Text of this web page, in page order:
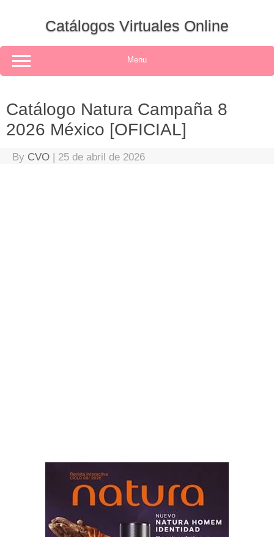
Catálogos Virtuales Online
Menu
Catálogo Natura Campaña 8
2026 México [OFICIAL]
By CVO | 25 de abril de 2026